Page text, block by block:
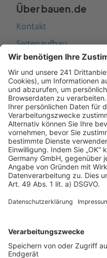
Über bauen.de
Kontakt
Seitenaufbau
Barrierefreiheit
Cookie Einstellungen
Rechtliches
AGB-Übersicht
Datenschutz
Impressum
Fotonachweis
Bauprojekt-Quiz
Häuser-Suche